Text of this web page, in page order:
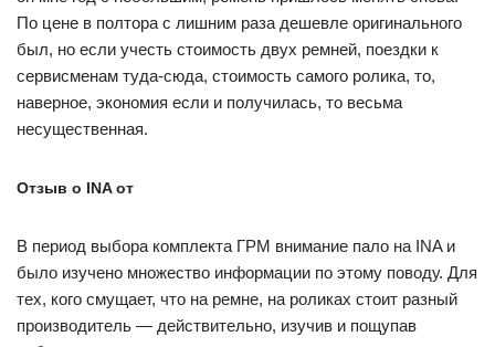
По цене в полтора с лишним раза дешевле оригинального
был, но если учесть стоимость двух ремней, поездки к
сервисменам туда-сюда, стоимость самого ролика, то,
наверное, экономия если и получилась, то весьма
несущественная.
Отзыв о INA от
В период выбора комплекта ГРМ внимание пало на INA и
было изучено множество информации по этому поводу. Для
тех, кого смущает, что на ремне, на роликах стоит разный
производитель — действительно, изучив и пощупав